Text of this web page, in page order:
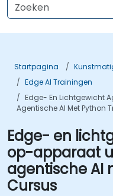
Startpagina
Edge AI Trainingen
Edge- En Lichtgewicht
Agentische AI Met Python
Edge- en
op-apparaat
agentische AI
Cursus